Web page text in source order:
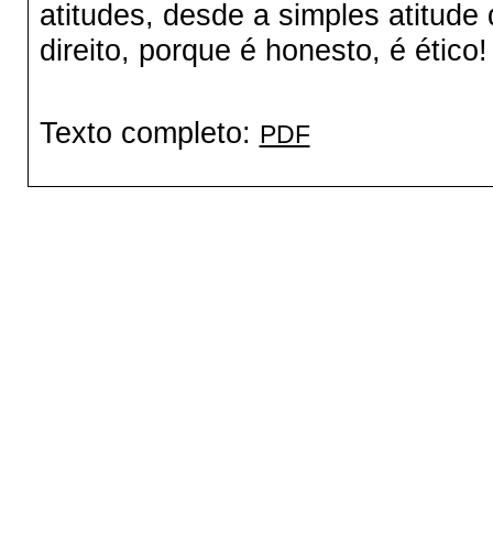
atitudes, desde a simples
direito, porque é honesto, é ético!
Texto completo: PDF